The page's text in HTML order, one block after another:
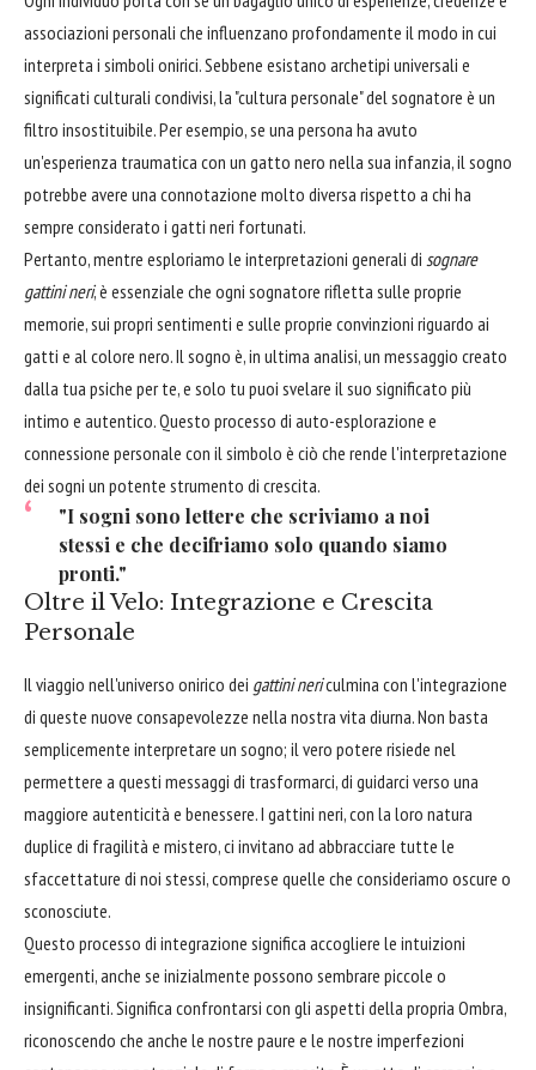
associazioni personali che influenzano profondamente il modo in cui
interpreta i simboli onirici. Sebbene esistano archetipi universali e
significati culturali condivisi, la "cultura personale" del sognatore è un
filtro insostituibile. Per esempio, se una persona ha avuto
un'esperienza traumatica con un gatto nero nella sua infanzia, il sogno
potrebbe avere una connotazione molto diversa rispetto a chi ha
sempre considerato i gatti neri fortunati.
Pertanto, mentre esploriamo le interpretazioni generali di sognare
gattini neri, è essenziale che ogni sognatore rifletta sulle proprie
memorie, sui propri sentimenti e sulle proprie convinzioni riguardo ai
gatti e al colore nero. Il sogno è, in ultima analisi, un messaggio creato
dalla tua psiche per te, e solo tu puoi svelare il suo significato più
intimo e autentico. Questo processo di auto-esplorazione e
connessione personale con il simbolo è ciò che rende l'interpretazione
dei sogni un potente strumento di crescita.
"I sogni sono lettere che scriviamo a noi
stessi e che decifriamo solo quando siamo
pronti."
Oltre il Velo: Integrazione e Crescita
Personale
Il viaggio nell'universo onirico dei gattini nericulmina con l'integrazione
di queste nuove consapevolezze nella nostra vita diurna. Non basta
semplicemente interpretare un sogno; il vero potere risiede nel
permettere a questi messaggi di trasformarci, di guidarci verso una
maggiore autenticità e benessere. I gattini neri, con la loro natura
duplice di fragilità e mistero, ci invitano ad abbracciare tutte le
sfaccettature di noi stessi, comprese quelle che consideriamo oscure o
sconosciute.
Questo processo di integrazione significa accogliere le intuizioni
emergenti, anche se inizialmente possono sembrare piccole o
insignificanti. Significa confrontarsi con gli aspetti della propria Ombra,
riconoscendo che anche le nostre paure e le nostre imperfezioni